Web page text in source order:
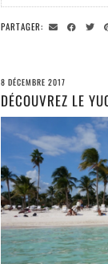
PARTAGER:
8 DÉCEMBRE 2017
DÉCOUVREZ LE